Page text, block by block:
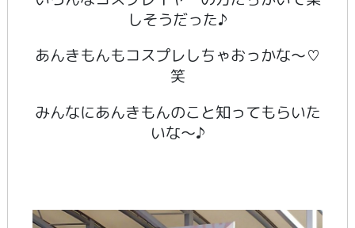
しそうだった♪
あんきもんもコスプレしちゃおっかな～♡
笑
みんなにあんきもんのこと知ってもらいた
いな～♪